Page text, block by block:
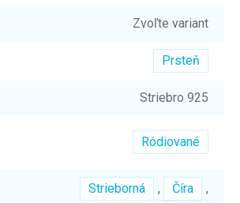
Zvoľte variant
Prsteň
Striebro 925
Ródiované
Strieborná , Číra
,